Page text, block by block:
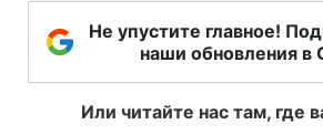
Не упустите главное!
наши обновления в
Или читайте нас там, где